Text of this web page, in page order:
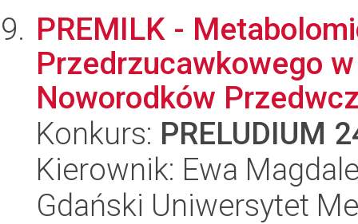
PREMILK -
Przedrzucawkowego
Noworodków
Konkurs: PRELUDIUM
Kierownik: Ewa
Gdański Uniwersytet